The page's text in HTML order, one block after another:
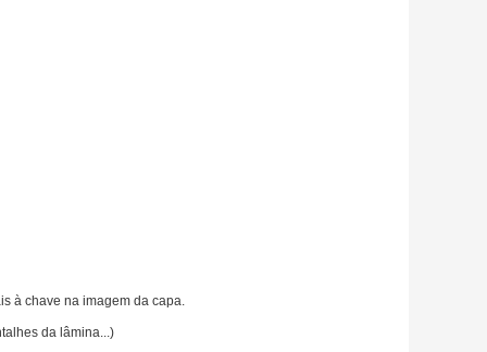
à chave na imagem da capa.
da lâmina...)